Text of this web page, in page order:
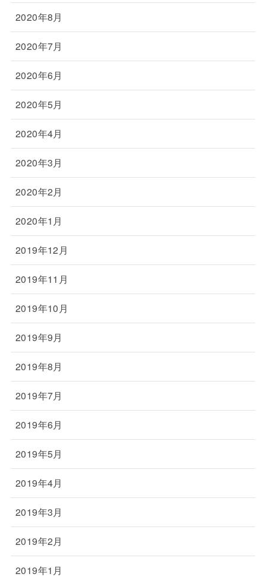
2020年8月
2020年7月
2020年6月
2020年5月
2020年4月
2020年3月
2020年2月
2020年1月
2019年12月
2019年11月
2019年10月
2019年9月
2019年8月
2019年7月
2019年6月
2019年5月
2019年4月
2019年3月
2019年2月
2019年1月